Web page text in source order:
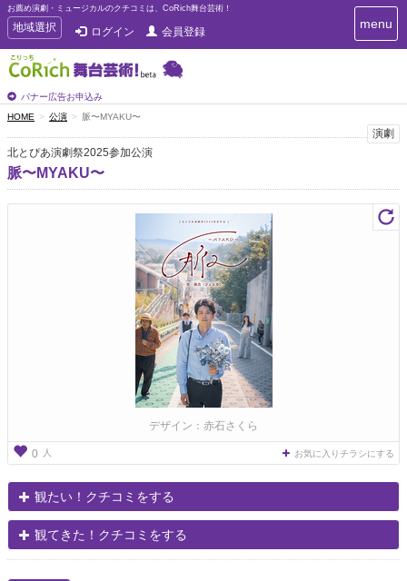
お薦め演劇・ミュージカルのクチコミは、CoRich舞台芸術！
T
o
g
g
e
n
a
v
i
g
地域選択 ログイン 会員登録
バナー広告お申込み
T
o
i
g
menu
HOME 公演 脈〜MYAKU〜
演劇
北とぴあ演劇祭2025参加公演
脈〜MYAKU〜
デザイン：赤石さくら
0 人 お気に入りチラシにする
観たい！クチコミをする
観てきた！クチコミをする